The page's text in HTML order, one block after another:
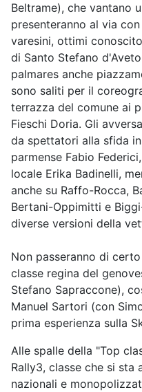
Beltrame), che vantano
presenteranno al via
varesini, ottimi
di Santo Stefano
palmares anche
sono saliti per il
terrazza del comune ai
Fieschi Doria. Gli
da spettatori alla sfida
parmense Fabio
locale Erika Badinelli,
anche su Raffo-Rocca,
Bertani-Oppimitti e
diverse versioni della
Non passeranno di
classe regina del
Stefano Sapraccone),
Manuel Sartori (con
prima esperienza sulla
Alle spalle della "Top
Rally3, classe che si sta
nazionali e